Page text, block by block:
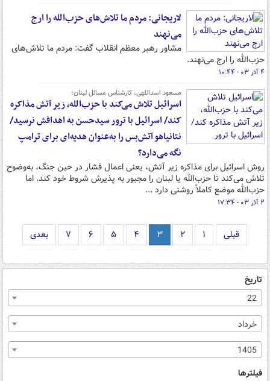
لاریجانی: مردم ما تلاش‌های حزب‌الله را ارج
می‌نهند
مشاور رهبر معظم انقلاب گفت: مردم ما تلاش‌های
حزب‌الله را ارج می‌نهند.
۴ آذر ۰۳ - ۱۰:۴۴
مسعود اسداللهی، کارشناس مسائل لبنان؛
اسرائیل تلاش می‌کند با حزب‌الله، زیر آتش مذاکره
کند/ اسرائیل با ترور سیدحسن به اهدافش نرسید/
نتانیاهو آتش‌بس را به‌عنوان هدیه‌ای برای ترامپ
نگه می‌دارد؟
روش اسرائیل برای مذاکره زیر آتش، یعنی اعمال فشار در حین جنگ، به‌وضوح
تلاش می‌کند تا حزب‌الله یا لبنان را مجبور به پذیرش شروط خود کند. اما
حزب‌الله موضع کاملاً روشنی دارد ...
۲ آذر ۰۳ - ۱۷:۳۴
قبلی ۱ ۲ ۳ ۴ ۵ ۶ ۷ بعدی
تاریخ
22
خرداد
1405
فیلترها